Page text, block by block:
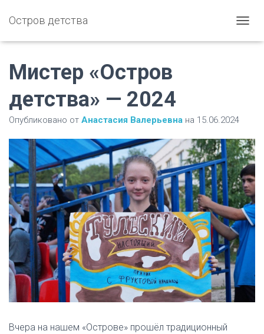
Остров детства
Е
Ь
Н
А
В
И
Г
А
Ц
И
Ю
Мистер «Остров
детства» — 2024
Опубликовано от Анастасия Валерьевна на 15.06.2024
Вчера на нашем «Острове» прошёл традиционный